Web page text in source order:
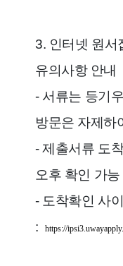
3. 인터넷 원서
유의사항 안내
- 서류는 등기
방문은 자제하
- 제출서류 도
오후 확인 가능
- 도착확인 사
:https://